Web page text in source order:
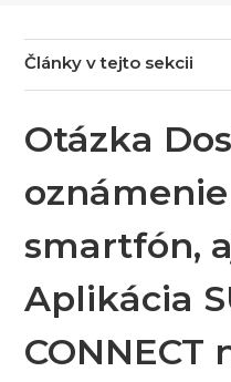
Články v tejto sekcii
Otázka
smartfón,
Aplikácia
CONNECT